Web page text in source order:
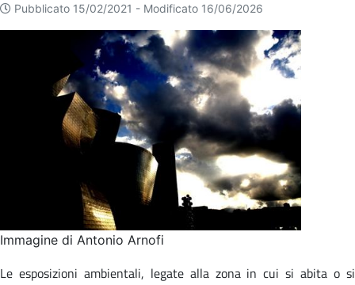
Pubblicato 15/02/2021 - Modificato 16/06/2026
Immagine di Antonio Arnofi
Le esposizioni ambientali, legate alla zona in cui si abita o si